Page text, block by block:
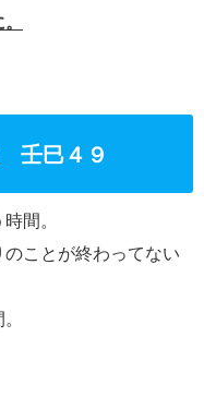
壬巳４９
間。
ことが終わってない